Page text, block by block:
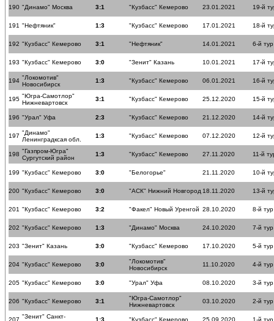
190 "Динамо" Москва 3:1 "Кузбасс" Кемерово 23.01.2021 19-й
191 "Нефтяник" 1:3 "Кузбасс" Кемерово 17.01.2021 18-й
192 "Кузбасс" Кемерово 3:1 "Нефтяник" 14.01.2021 6-й тур
193 "Кузбасс" Кемерово 3:0 "Зенит" Казань 10.01.2021 17-й
194 "Локомотив"
Новосибирск
1:3 "Кузбасс" Кемерово 06.01.2021 16-й
195 "Югра-Самотлор"
Нижневартовск
3:1 "Кузбасс" Кемерово 25.12.2020 15-й
196 "Урал" Уфа 2:3 "Кузбасс" Кемерово 21.12.2020 14-й
197 "Динамо"
Ленинградксая обл.
1:3 "Кузбасс" Кемерово 07.12.2020 12-й
198 "Газпром-Югра"
Сургутский район
1:3 "Кузбасс" Кемерово 27.11.2020 11-й
199 "Кузбасс" Кемерово 3:0 "Белогорье" 21.11.2020 10-й
200 "Кузбасс" Кемерово 3:0 "АСК" Нижний Новгород 18.11.2020 13-й
201 "Кузбасс" Кемерово 3:2 "Факел" Новый Уренгой 28.10.2020 8-й тур
202 "Кузбасс" Кемерово 1:3 "Динамо" Москва 24.10.2020 7-й тур
203 "Зенит" Казань 3:0 "Кузбасс" Кемерово 17.10.2020 5-й тур
204 "Кузбасс" Кемерово 3:0
"Локомотив"
Новосибирск
11.10.2020 4-й тур
205 "Кузбасс" Кемерово 3:0 "Урал" Уфа 08.10.2020 3-й тур
206 "Кузбасс" Кемерово 3:1
"Югра-Самотлор"
Нижневартовск
03.10.2020 2-й тур
207 "Зенит" Санкт-
1:3 "Кузбасс" Кемерово 25.09.2020 1-й тур